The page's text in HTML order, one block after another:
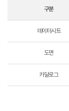
구분
데이터시트
도면
카달로그